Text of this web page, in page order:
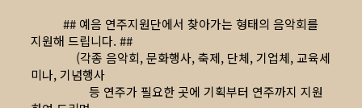
## 예음 연주지원단에서 찾아가는 형태의 음악회를
지원해 드립니다. ##
(각종 음악회, 문화행사, 축제, 단체, 기업체, 교육세
미나, 기념행사
등 연주가 필요한 곳에 기획부터 연주까지 지원